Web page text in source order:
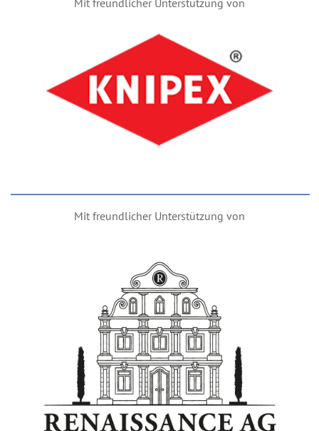
Mit freundlicher Unterstützung von
Mit freundlicher Unterstützung von